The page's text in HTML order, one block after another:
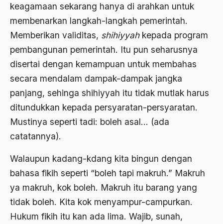
keagamaan sekarang hanya di arahkan untuk
membenarkan langkah-langkah pemerintah.
Memberikan validitas, shihiyyahkepada program
pembangunan pemerintah. Itu pun seharusnya
disertai dengan kemampuan untuk membahas
secara mendalam dampak-dampak jangka
panjang, sehinga shihiyyah itu tidak mutlak harus
ditundukkan kepada persyaratan-persyaratan.
Mustinya seperti tadi: boleh asal… (ada
catatannya).
Walaupun kadang-kdang kita bingun dengan
bahasa fikih seperti “boleh tapi makruh.” Makruh
ya makruh, kok boleh. Makruh itu barang yang
tidak boleh. Kita kok menyampur-campurkan.
Hukum fikih itu kan ada lima. Wajib, sunah,
Budaya Kaum Santri
Budaya Keraton
Budaya Pesantren
Budaya Politik
Budaya Usaha
Budayawan
Budd Schulberg
buddha
Budha
Budu dan Rasa
Bugis